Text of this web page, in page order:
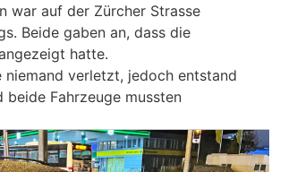
war auf der Zürcher Strasse
Beide gaben an, dass die
hatte.
niemand verletzt, jedoch entstand
beide Fahrzeuge mussten